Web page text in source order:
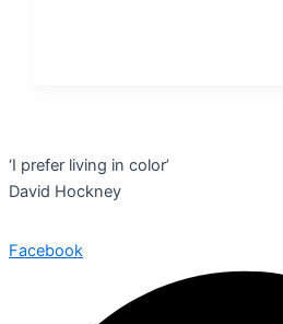
‘I prefer living in color’
David Hockney
Facebook